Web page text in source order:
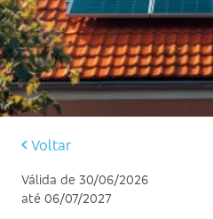
Voltar
Válida de 30/06/2026
até 06/07/2027